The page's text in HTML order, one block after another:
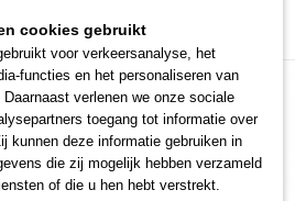
cookies gebruikt
voor verkeersanalyse, het
functies en het personaliseren van
verlenen we onze sociale
toegang tot informatie over
kunnen deze informatie gebruiken in
die zij mogelijk hebben verzameld
of die u hen hebt verstrekt.